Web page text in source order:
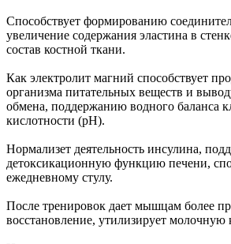
Способствует формированию
увеличение содержания эластина в
состав костной ткани.
Как электролит магний способствует
организма питательных веществ и
обмена, поддержанию водного баланса
кислотности (рН).
Нормализет деятельность инсулина,
детоксикационную функцию печени,
ежедневному стулу.
После тренировок дает мышцам более
восстановление, утилизирует молочную